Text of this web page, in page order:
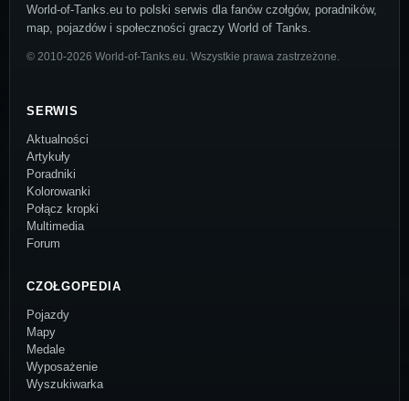
World-of-Tanks.eu to polski serwis dla fanów czołgów, poradników,
map, pojazdów i społeczności graczy World of Tanks.
© 2010-2026 World-of-Tanks.eu. Wszystkie prawa zastrzeżone.
SERWIS
Aktualności
Artykuły
Poradniki
Kolorowanki
Połącz kropki
Multimedia
Forum
CZOŁGOPEDIA
Pojazdy
Mapy
Medale
Wyposażenie
Wyszukiwarka